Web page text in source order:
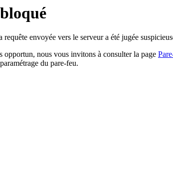
envoyée vers le serveur a été jugée
opportun, nous vous invitons à consulter la page
du pare-feu.